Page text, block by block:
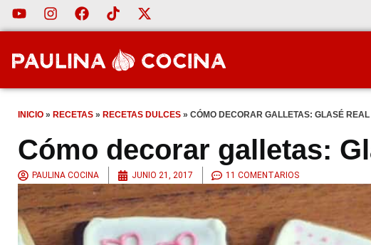
INICIO » RECETAS » RECETAS DULCES » CÓMO DECORAR GALLETAS: GLASÉ
Cómo decorar galletas:
PAULINA COCINA JUNIO 21, 2017 11 COMENTARIOS